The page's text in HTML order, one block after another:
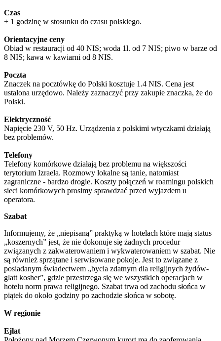
Czas
+ 1 godzinę w stosunku do czasu polskiego.
Orientacyjne ceny
Obiad w restauracji od 40 NIS; woda 1l. od 7 NIS; piwo w barze od
8 NIS; kawa w kawiarni od 8 NIS.
Poczta
Znaczek na pocztówkę do Polski kosztuje 1.4 NIS. Cena jest
ustalona urzędowo. Należy zaznaczyć przy zakupie znaczka, że do
Polski.
Elektryczność
Napięcie 230 V, 50 Hz. Urządzenia z polskimi wtyczkami działają
bez problemów.
Telefony
Telefony komórkowe działają bez problemu na większości
terytorium Izraela. Rozmowy lokalne są tanie, natomiast
zagraniczne - bardzo drogie. Koszty połączeń w roamingu polskich
sieci komórkowych prosimy sprawdzać przed wyjazdem u
operatora.
Szabat
Informujemy, że „niepisaną” praktyką w hotelach które mają status
„koszernych” jest, że nie dokonuje się żadnych procedur
związanych z zakwaterowaniem i wykwaterowaniem w szabat. Nie
są również sprzątane i serwisowane pokoje. Jest to związane z
posiadanym świadectwem „bycia zdatnym dla religijnych żydów-
glatt kosher”, gdzie przestrzega się we wszystkich operacjach w
hotelu norm prawa religijnego. Szabat trwa od zachodu słońca w
piątek do około godziny po zachodzie słońca w sobotę.
W regionie
Ejlat